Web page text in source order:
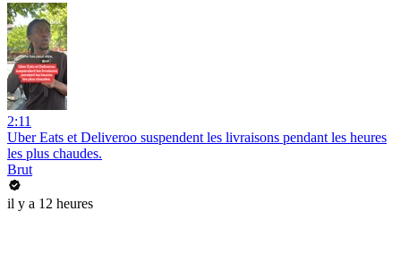
2:11
Uber Eats et Deliveroo suspendent les livraisons pendant les heures
les plus chaudes.
Brut
il y a 12 heures